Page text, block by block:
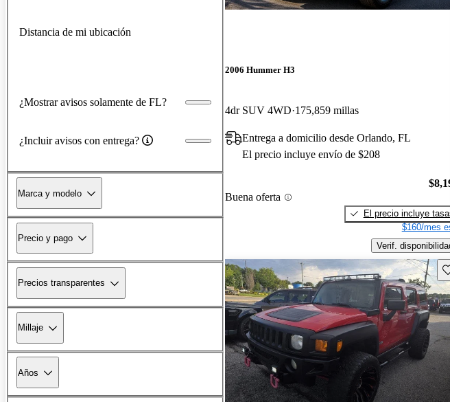
Distancia de mi ubicación
¿Mostrar avisos solamente de FL?
¿Incluir avisos con entrega?
Marca y modelo
Precio y pago
Precios transparentes
Millaje
Años
2006 Hummer H3
4dr SUV 4WD 175,859 millas
Entrega a domicilio desde Orlando, FL
El precio incluye envío de $208
Buena oferta
El precio incluye
$160/mes
Verif.